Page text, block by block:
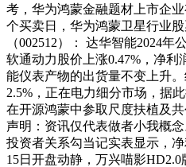
考，华为鸿蒙金融题材上市企
个买卖日，华为鸿蒙卫星行业
（002512）： 达华智能2024年
软通动力股价上涨0.47%，净利
能仪表产物的出货量不变上升
2.5%，正在电力细分市场，据
在开源鸿蒙中参取尺度扶植及
声明：资讯仅代表做者小我概念
投资者关系勾当记实表显示，净
15日开盘动静，万兴喵影HD2.0